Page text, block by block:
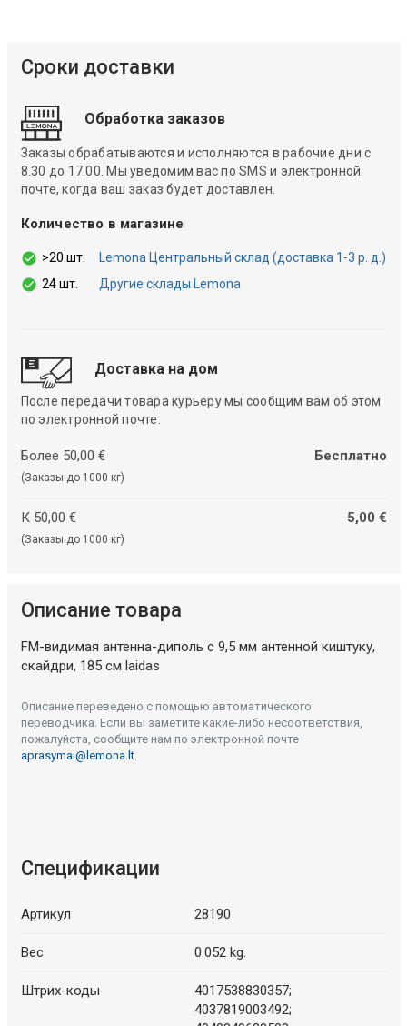
Сроки доставки
Обработка заказов
Заказы обрабатываются и исполняются в рабочие дни с
8.30 до 17.00. Мы уведомим вас по SMS и электронной
почте, когда ваш заказ будет доставлен.
Количество в магазине
>20 шт.
Lemona Центральный склад (доставка 1-3 р. д.)
24 шт.
Другие склады Lemona
Доставка на дом
После передачи товара курьеру мы сообщим вам об этом
по электронной почте.
Более 50,00 €
(Заказы до 1000 кг)
Бесплатно
К 50,00 €
(Заказы до 1000 кг)
5,00 €
Описание товара
FM-видимая антенна-диполь с 9,5 мм антенной киштуку,
скайдри, 185 см laidas
Описание переведено с помощью автоматического
переводчика. Если вы заметите какие-либо несоответствия,
пожалуйста, сообщите нам по электронной почте
aprasymai@lemona.lt.
Спецификации
Артикул 28190
Вес 0.052 kg.
Штрих-коды
4017538830357;
4037819003492;